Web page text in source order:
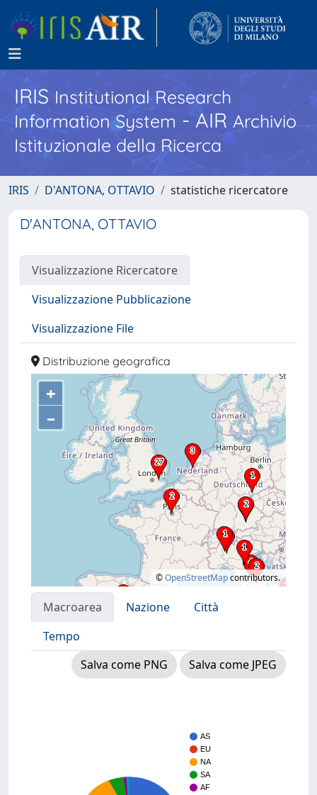
IRISInstitutional Research
Information System - AIR Archivio
Istituzionale della Ricerca
IRIS D'ANTONA, OTTAVIO statistiche ricercatore
D'ANTONA, OTTAVIO
Visualizzazione Ricercatore
Visualizzazione Pubblicazione
Visualizzazione File
Distribuzione geografica
+
–
©OpenStreetMapcontributors.
Macroarea Nazione
Città
Tempo
Salva come PNG
Salva come JPEG
AS
EU
NA
SA
AF